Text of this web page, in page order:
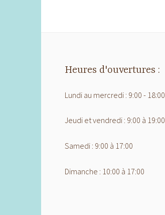
Heures d'ouvertures :
Lundi au mercredi : 9:00 - 18:00
Jeudi et vendredi : 9:00 à 19:00
Samedi : 9:00 à 17:00
Dimanche : 10:00 à 17:00